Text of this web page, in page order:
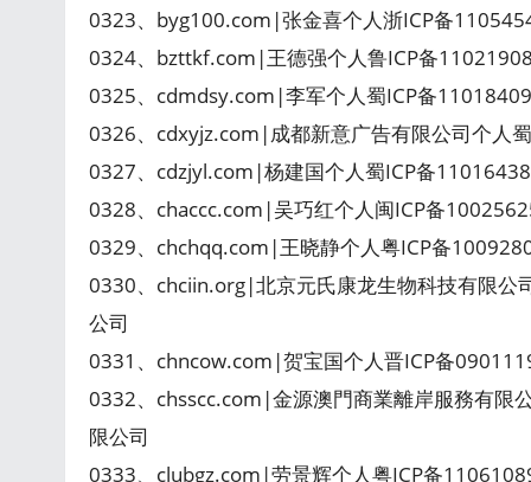
0323、byg100.com|张金喜个人浙ICP备
0324、bzttkf.com|王德强个人鲁ICP备
0325、cdmdsy.com|李军个人蜀ICP备
0326、cdxyjz.com|成都新意广告有限公司个人
0327、cdzjyl.com|杨建国个人蜀ICP备
0328、chaccc.com|吴巧红个人闽ICP备
0329、chchqq.com|王晓静个人粤ICP备
0330、chciin.org|北京元氏康龙生物科技有限公
公司
0331、chncow.com|贺宝国个人晋ICP备
0332、chsscc.com|金源澳門商業離岸服務有限
限公司
0333、clubgz.com|劳景辉个人粤ICP备